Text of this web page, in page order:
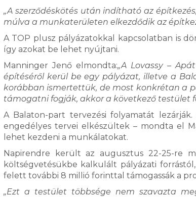
„A szerződéskötés után indítható az
múlva a munkaterületen elkezdődik az
A TOP plusz pályázatokkal kapcsolatban is
így azokat be lehet nyújtani.
Manninger Jenő elmondta:„A Lovassy –
építéséről kerül be egy pályázat, illetve a
korábban ismertettük, de most konkrétan a
támogatni fogják, akkor a következő testület
A Balaton-part tervezési folyamatát
engedélyes tervei elkészültek – mondta el
lehet kezdeni a munkálatokat.
Napirendre került az augusztus 22-25-re
költségvetésükbe kalkulált pályázati
felett további 8 millió forinttal támogassák a
„Ezt a testület többsége nem szavazta